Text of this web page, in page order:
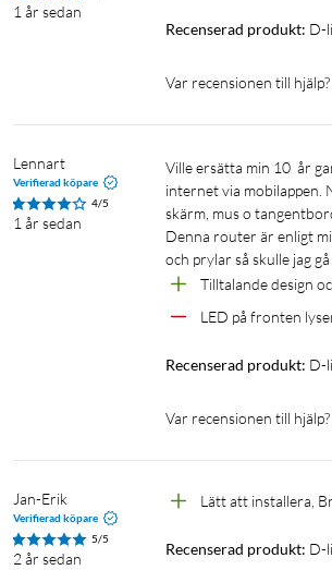
1 år sedan
Recenserad produkt: D-
Var recensionen till hjälp?
Lennart
Verifierad köpare
4/5
1 år sedan
Ville ersätta min 10  år gamla router och denna har fått bra omdöme för sin prisklass. Relativt lätt att få den ansluten till
internet via mobilappen.
skärm, mus o
Denna router är enligt
och prylar så skulle jag
Tilltalande design
LED på fronten
Recenserad produkt: D-
Var recensionen till hjälp?
Jan-Erik
Verifierad köpare
5/5
2 år sedan
Lätt att installera,
Recenserad produkt: D-